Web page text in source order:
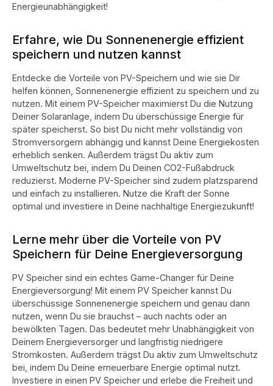
Energieunabhängigkeit!
Erfahre, wie Du Sonnenenergie effizient
speichern und nutzen kannst
Entdecke die Vorteile von PV-Speichern und wie sie Dir
helfen können, Sonnenenergie effizient zu speichern und zu
nutzen. Mit einem PV-Speicher maximierst Du die Nutzung
Deiner Solaranlage, indem Du überschüssige Energie für
später speicherst. So bist Du nicht mehr vollständig von
Stromversorgern abhängig und kannst Deine Energiekosten
erheblich senken. Außerdem trägst Du aktiv zum
Umweltschutz bei, indem Du Deinen CO2-Fußabdruck
reduzierst. Moderne PV-Speicher sind zudem platzsparend
und einfach zu installieren. Nutze die Kraft der Sonne
optimal und investiere in Deine nachhaltige Energiezukunft!
Lerne mehr über die Vorteile von PV
Speichern für Deine Energieversorgung
PV Speicher sind ein echtes Game-Changer für Deine
Energieversorgung! Mit einem PV Speicher kannst Du
überschüssige Sonnenenergie speichern und genau dann
nutzen, wenn Du sie brauchst – auch nachts oder an
bewölkten Tagen. Das bedeutet mehr Unabhängigkeit von
Deinem Energieversorger und langfristig niedrigere
Stromkosten. Außerdem trägst Du aktiv zum Umweltschutz
bei, indem Du Deine erneuerbare Energie optimal nutzt.
Investiere in einen PV Speicher und erlebe die Freiheit und